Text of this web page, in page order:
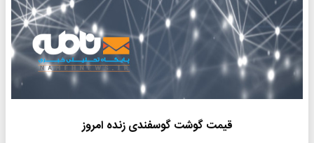
قیمت گوشت گوسفندی زنده امروز